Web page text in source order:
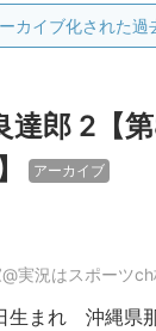
カイブ化された過
達郎 2【
アーカイブ
実況はスポーツ
生まれ 沖縄県